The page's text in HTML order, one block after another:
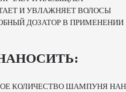
И УВЛАЖНЯЕТ ВОЛОСЫ
ДОЗАТОР В ПРИМЕНЕНИИ
КОЛИЧЕСТВО ШАМПУНЯ